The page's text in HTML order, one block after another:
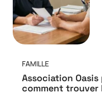
FAMILLE
Association
comment